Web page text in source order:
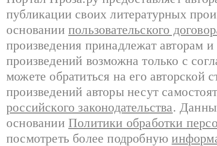
публикации своих литературных
основании пользовательского
произведения принадлежат авторам
произведений возможна только с
можете обратиться на его авторской
произведений авторы несут
российского законодательства.
основании Политики обработки
посмотреть более подробную